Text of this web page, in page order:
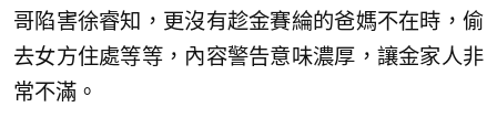
哥陷害徐睿知，更沒有趁金賽綸的爸媽不在時，偷
去女方住處等等，內容警告意味濃厚，讓金家人非
常不滿。